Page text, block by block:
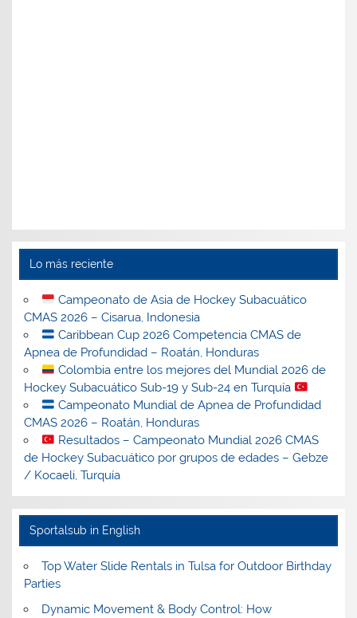
Lo más reciente
Campeonato de Asia de Hockey Subacuático
CMAS 2026 – Cisarua, Indonesia
Caribbean Cup 2026 Competencia CMAS de
Apnea de Profundidad – Roatán, Honduras
Colombia entre los mejores del Mundial 2026 de
Hockey Subacuático Sub-19 y Sub-24 en Turquía
Campeonato Mundial de Apnea de Profundidad
CMAS 2026 – Roatán, Honduras
Resultados – Campeonato Mundial 2026 CMAS
de Hockey Subacuático por grupos de edades – Gebze
/ Kocaeli, Turquía
Sportalsub in English
Top Water Slide Rentals in Tulsa for Outdoor Birthday
Parties
Dynamic Movement & Body Control: How